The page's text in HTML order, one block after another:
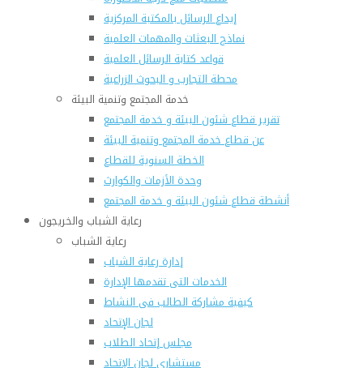
إيداع الرسائل بالمكتبة المركزية
نماذج البعثات والمهمات العلمية
قواعد كتابة الرسائل العلمية
محطة التجارب و البحوث الزراعية
خدمة المجتمع وتنمية البيئة
تقرير قطاع شئون البيئة و خدمة المجتمع
عن قطاع خدمة المجتمع وتنمية البيئة
الخطة السنوية للقطاع
وحدة الأزمات والكوارث
أنشطة قطاع شئون البيئة و خدمة المجتمع
رعاية الشباب والخريجون
رعاية الشباب
إدارة رعاية الشباب
الخدمات التى تقدمها الإدارة
كيفية مشاركة الطالب فى النشاط
لجان الإتحاد
مجلس إتحاد الطلاب
مستشارى لجان الإتحاد